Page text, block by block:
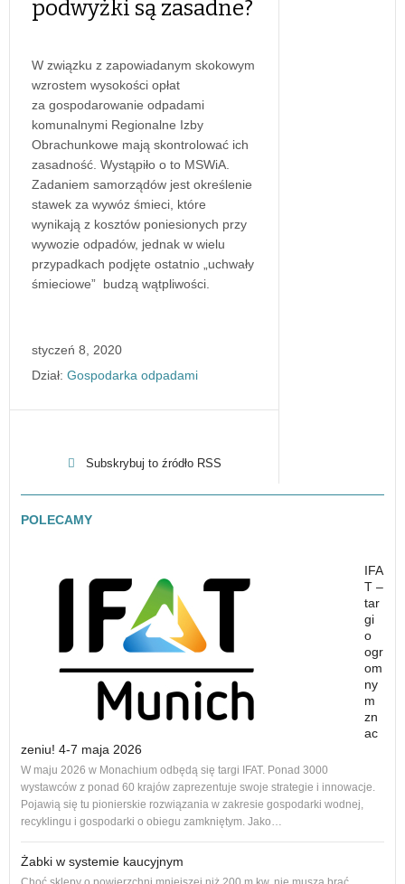
podwyżki są zasadne?
W związku z zapowiadanym skokowym
wzrostem wysokości opłat
za gospodarowanie odpadami
komunalnymi Regionalne Izby
Obrachunkowe mają skontrolować ich
zasadność. Wystąpiło o to MSWiA.
Zadaniem samorządów jest określenie
stawek za wywóz śmieci, które
wynikają z kosztów poniesionych przy
wywozie odpadów, jednak w wielu
przypadkach podjęte ostatnio „uchwały
śmieciowe” budzą wątpliwości.
styczeń 8, 2020
Dział: Gospodarka odpadami
Subskrybuj to źródło RSS
POLECAMY
IFA
T –
tar
gi
o
ogr
om
ny
m
zn
ac
zeniu! 4-7 maja 2026
W maju 2026 w Monachium odbędą się targi IFAT. Ponad 3000
wystawców z ponad 60 krajów zaprezentuje swoje strategie i innowacje.
Pojawią się tu pionierskie rozwiązania w zakresie gospodarki wodnej,
recyklingu i gospodarki o obiegu zamkniętym. Jako…
Żabki w systemie kaucyjnym